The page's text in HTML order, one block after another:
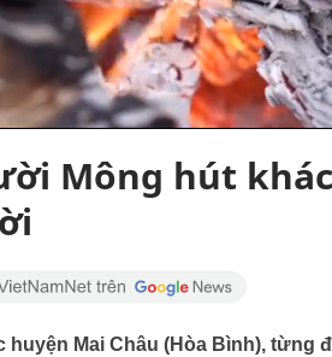
Mông hút
huyện Mai Châu (Hòa Bình), từng